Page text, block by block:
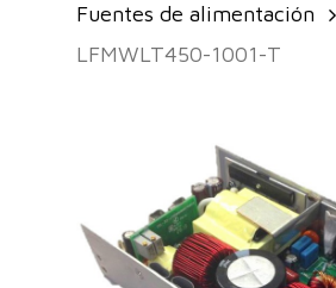
Fuentes de alimentación
LFMWLT450-1001-T